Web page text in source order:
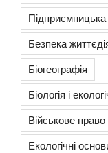
Підприємницька
Безпека
Біогеографія
Біологія і
Військове право
Екологічні